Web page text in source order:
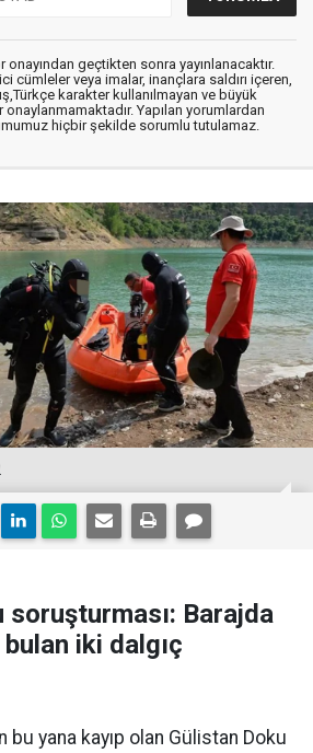
onayından geçtikten sonra yayınlanacaktır.
cümleler veya imalar, inançlara saldırı içeren,
karakter kullanılmayan ve büyük
onaylanmamaktadır. Yapılan yorumlardan
hiçbir şekilde sorumlu tutulamaz.
soruşturması: Barajda
iki dalgıç
bu yana kayıp olan Gülistan Doku